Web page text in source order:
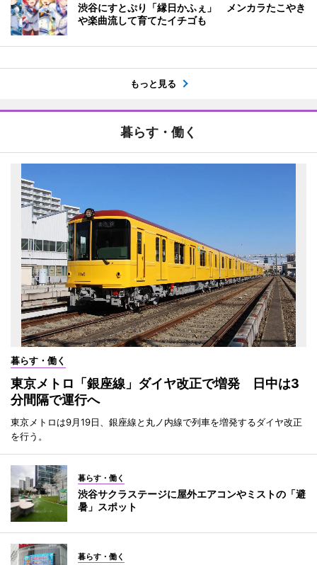
渋谷にすとぷり「縁日かふぇ」 メンカラたこやき
や楽曲流して育てたイチゴも
もっと見る
暮らす・働く
暮らす・働く
東京メトロ「銀座線」ダイヤ改正で増発 日中は3
分間隔で運行へ
東京メトロは9月19日、銀座線と丸ノ内線で列車を増発するダイヤ改正
を行う。
暮らす・働く
渋谷サクラステージに屋外エアコンやミストの「避
暑」スポット
暮らす・働く